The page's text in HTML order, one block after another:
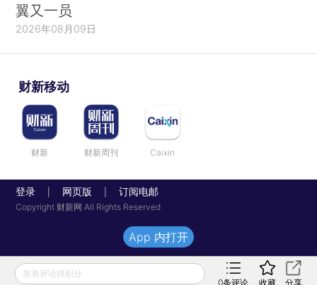
翼又一员
2026年08月09日
财新移动
财新 财新周刊 Caixin
登录 网页版 订阅电邮
Copyright 财新网 All Rights Reserved
发表评论得积分
0条评论 收藏 分享
App 内打开